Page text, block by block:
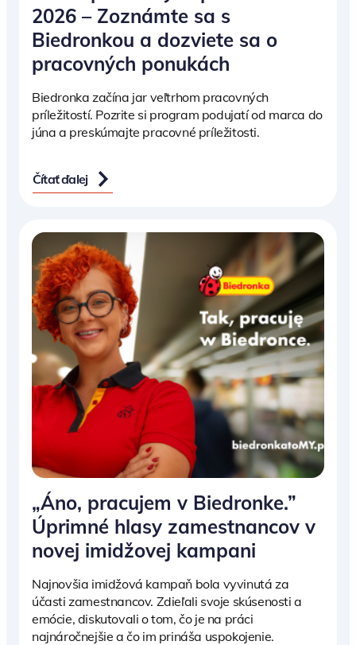
2026 – Zoznámte sa s
Biedronkou a dozviete sa o
pracovných ponukách
Biedronka začína jar veľtrhom pracovných
príležitostí. Pozrite si program podujatí od marca do
júna a preskúmajte pracovné príležitosti.
Čítať ďalej
„Áno, pracujem v Biedronke.”
Úprimné hlasy zamestnancov v
novej imidžovej kampani
Najnovšia imidžová kampaň bola vyvinutá za
účasti zamestnancov. Zdieľali svoje skúsenosti a
emócie, diskutovali o tom, čo je na práci
najnáročnejšie a čo im prináša uspokojenie.